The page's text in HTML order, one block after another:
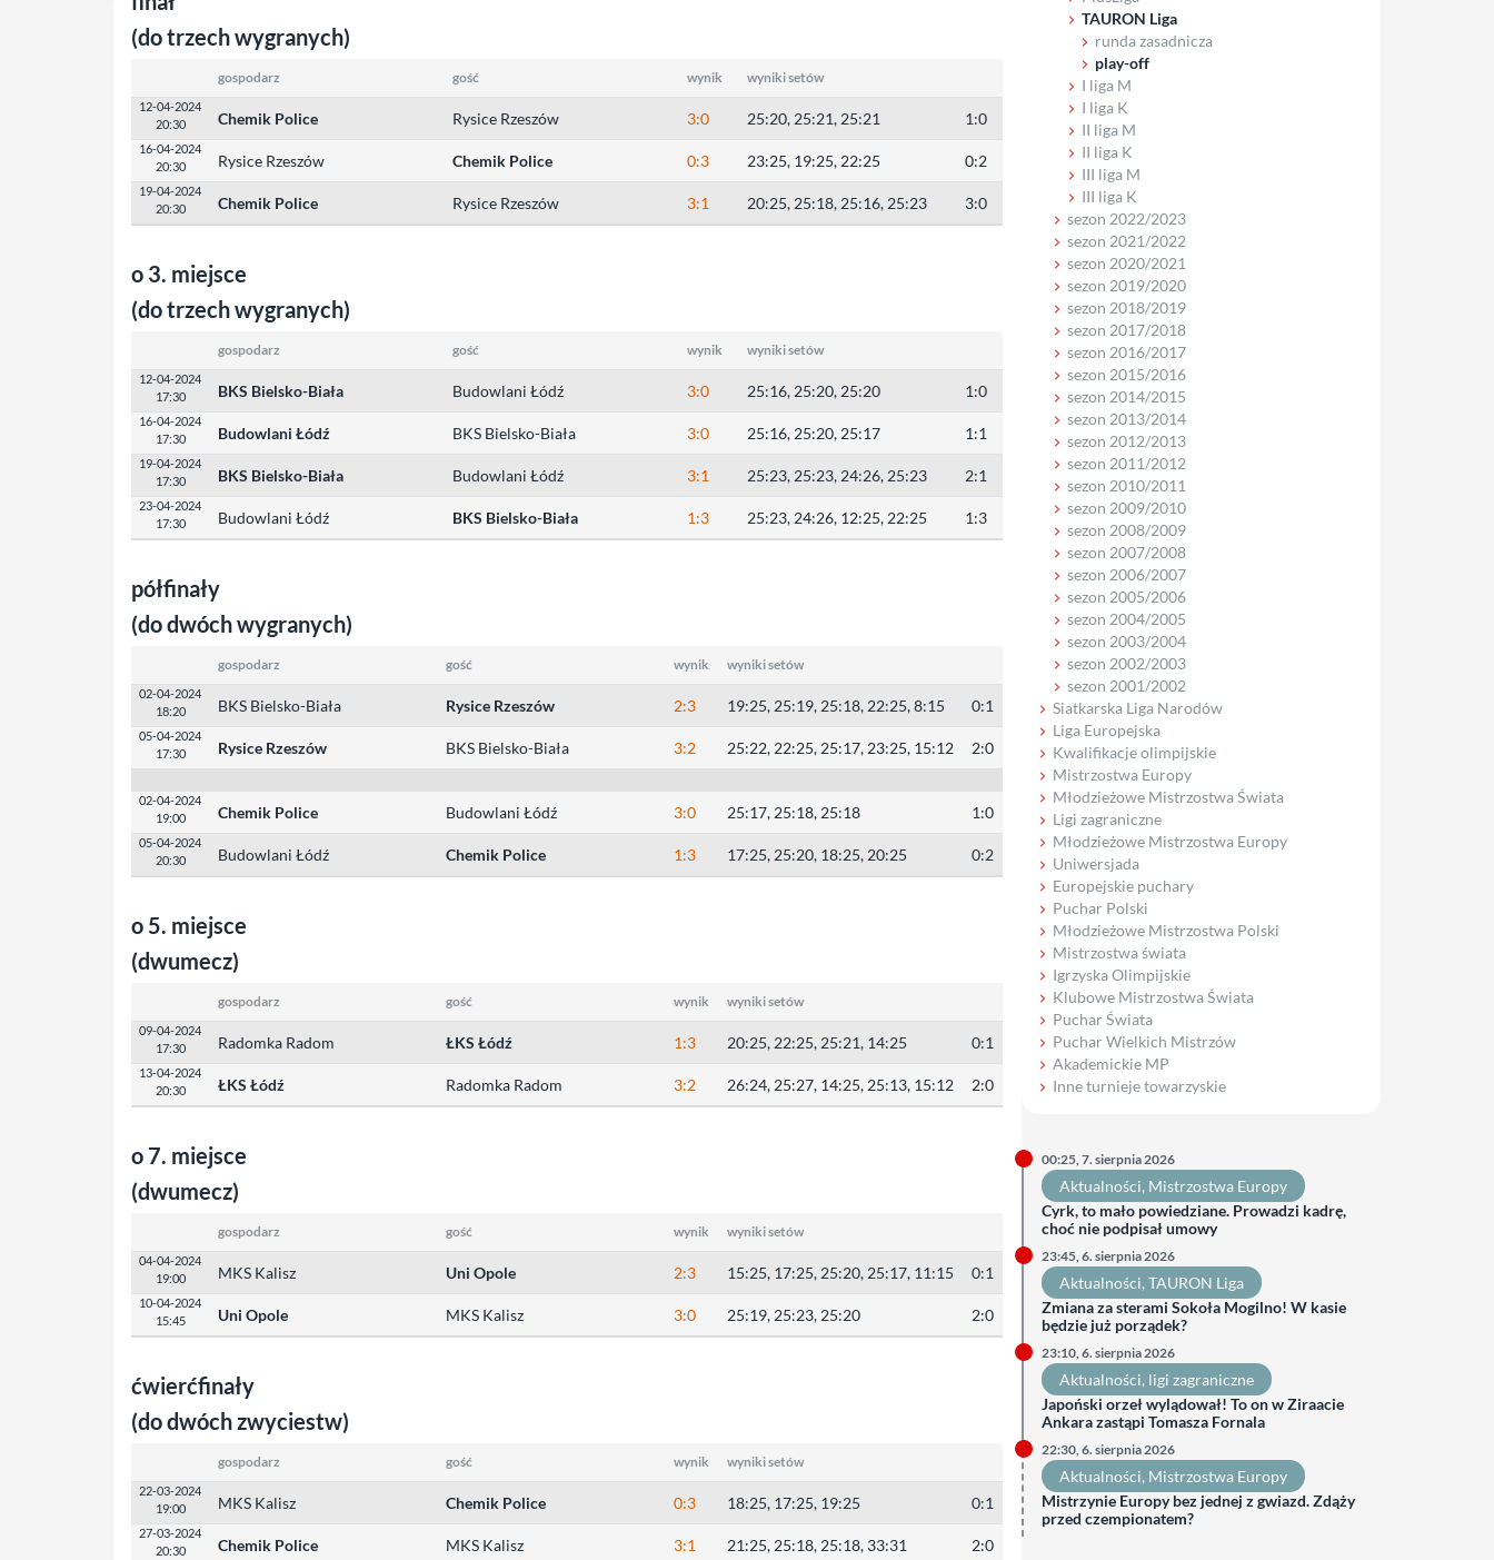
(do trzech wygranych)
gospodarz gość wynik wyniki setów
12-04-2024
20:30
Chemik Police Rysice Rzeszów 3:0 25:20, 25:21, 25:21 1:0
16-04-2024
20:30
Rysice Rzeszów Chemik Police 0:3 23:25, 19:25, 22:25 0:2
19-04-2024
20:30
Chemik Police Rysice Rzeszów 3:1 20:25, 25:18, 25:16, 25:23 3:0
o 3. miejsce
(do trzech wygranych)
gospodarz gość wynik wyniki setów
12-04-2024
17:30
BKS Bielsko-Biała Budowlani Łódź 3:0 25:16, 25:20, 25:20 1:0
16-04-2024
17:30
Budowlani Łódź BKS Bielsko-Biała 3:0 25:16, 25:20, 25:17 1:1
19-04-2024
17:30
BKS Bielsko-Biała Budowlani Łódź 3:1 25:23, 25:23, 24:26, 25:23 2:1
23-04-2024
17:30
Budowlani Łódź BKS Bielsko-Biała 1:3 25:23, 24:26, 12:25, 22:25 1:3
półfinały
(do dwóch wygranych)
gospodarz gość wynik wyniki setów
02-04-2024
18:20
BKS Bielsko-Biała Rysice Rzeszów 2:3 19:25, 25:19, 25:18, 22:25, 8:15 0:1
05-04-2024
17:30
Rysice Rzeszów BKS Bielsko-Biała 3:2 25:22, 22:25, 25:17, 23:25, 15:12 2:0
02-04-2024
19:00
Chemik Police Budowlani Łódź 3:0 25:17, 25:18, 25:18 1:0
05-04-2024
20:30
Budowlani Łódź Chemik Police 1:3 17:25, 25:20, 18:25, 20:25 0:2
o 5. miejsce
(dwumecz)
gospodarz gość wynik wyniki setów
09-04-2024
17:30
Radomka Radom ŁKS Łódź 1:3 20:25, 22:25, 25:21, 14:25 0:1
13-04-2024
20:30
ŁKS Łódź Radomka Radom 3:2 26:24, 25:27, 14:25, 25:13, 15:12 2:0
o 7. miejsce
(dwumecz)
gospodarz gość wynik wyniki setów
04-04-2024
19:00
MKS Kalisz Uni Opole 2:3 15:25, 17:25, 25:20, 25:17, 11:15 0:1
10-04-2024
15:45
Uni Opole MKS Kalisz 3:0 25:19, 25:23, 25:20 2:0
ćwierćfinały
(do dwóch zwyciestw)
gospodarz gość wynik wyniki setów
22-03-2024
19:00
MKS Kalisz Chemik Police 0:3 18:25, 17:25, 19:25 0:1
27-03-2024
20:30
Chemik Police MKS Kalisz 3:1 21:25, 25:18, 25:18, 33:31 2:0
TAURON Liga
runda zasadnicza
play-off
I liga M
I liga K
II liga M
II liga K
III liga M
III liga K
sezon 2022/2023
sezon 2021/2022
sezon 2020/2021
sezon 2019/2020
sezon 2018/2019
sezon 2017/2018
sezon 2016/2017
sezon 2015/2016
sezon 2014/2015
sezon 2013/2014
sezon 2012/2013
sezon 2011/2012
sezon 2010/2011
sezon 2009/2010
sezon 2008/2009
sezon 2007/2008
sezon 2006/2007
sezon 2005/2006
sezon 2004/2005
sezon 2003/2004
sezon 2002/2003
sezon 2001/2002
Siatkarska Liga Narodów
Liga Europejska
Kwalifikacje olimpijskie
Mistrzostwa Europy
Młodzieżowe Mistrzostwa Świata
Ligi zagraniczne
Młodzieżowe Mistrzostwa Europy
Uniwersjada
Europejskie puchary
Puchar Polski
Młodzieżowe Mistrzostwa Polski
Mistrzostwa świata
Igrzyska Olimpijskie
Klubowe Mistrzostwa Świata
Puchar Świata
Puchar Wielkich Mistrzów
Akademickie MP
Inne turnieje towarzyskie
00:25, 7. sierpnia 2026
Aktualności, Mistrzostwa Europy
Cyrk, to mało powiedziane. Prowadzi kadrę,
choć nie podpisał umowy
23:45, 6. sierpnia 2026
Aktualności, TAURON Liga
Zmiana za sterami Sokoła Mogilno! W kasie
będzie już porządek?
23:10, 6. sierpnia 2026
Aktualności, ligi zagraniczne
Japoński orzeł wylądował! To on w Ziraacie
Ankara zastąpi Tomasza Fornala
22:30, 6. sierpnia 2026
Aktualności, Mistrzostwa Europy
Mistrzynie Europy bez jednej z gwiazd. Zdąży
przed czempionatem?